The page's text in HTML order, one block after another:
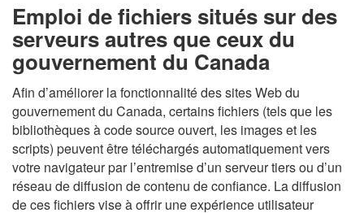
Emploi de fichiers situés sur des
serveurs autres que ceux du
gouvernement du Canada
Afin d’améliorer la fonctionnalité des sites Web du
gouvernement du Canada, certains fichiers (tels que les
bibliothèques à code source ouvert, les images et les
scripts) peuvent être téléchargés automatiquement vers
votre navigateur par l’entremise d’un serveur tiers ou d’un
réseau de diffusion de contenu de confiance. La diffusion
de ces fichiers vise à offrir une expérience utilisateur